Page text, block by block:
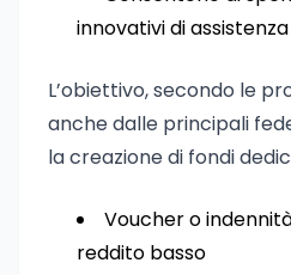
innovativi di
L’obiettivo, secondo le
anche dalle principali
la creazione di fondi
Voucher o
reddito basso